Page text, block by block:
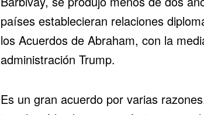
países establecieran relaciones
los Acuerdos de Abraham, con la
administración Trump.
Es un gran acuerdo por varias